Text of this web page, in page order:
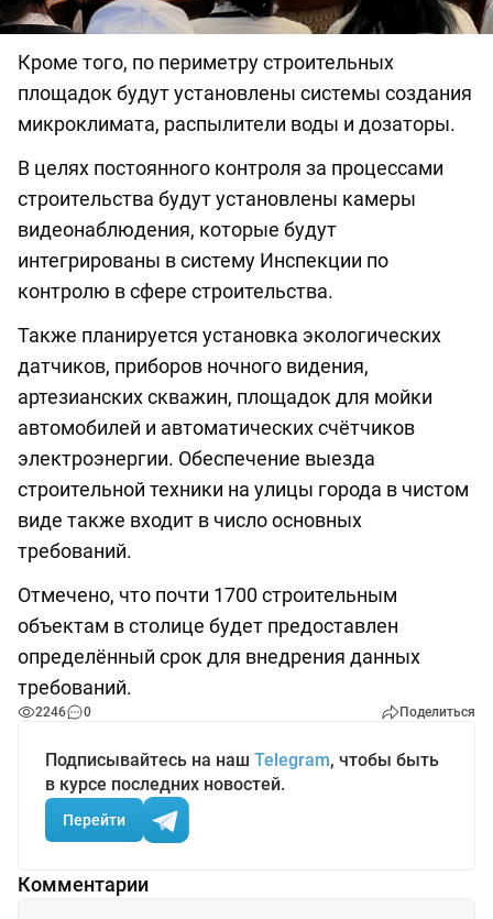
Кроме того, по периметру строительных
площадок будут установлены системы создания
микроклимата, распылители воды и дозаторы.
В целях постоянного контроля за процессами
строительства будут установлены камеры
видеонаблюдения, которые будут
интегрированы в систему Инспекции по
контролю в сфере строительства.
Также планируется установка экологических
датчиков, приборов ночного видения,
артезианских скважин, площадок для мойки
автомобилей и автоматических счётчиков
электроэнергии. Обеспечение выезда
строительной техники на улицы города в чистом
виде также входит в число основных
требований.
Отмечено, что почти 1700 строительным
объектам в столице будет предоставлен
определённый срок для внедрения данных
требований.
2246 0 Поделиться
Подписывайтесь на наш Telegram, чтобы быть
в курсе последних новостей.
Перейти
Комментарии